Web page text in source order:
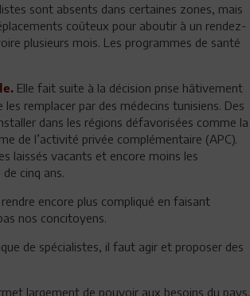
sont absents dans certaines zones, mais
coûteux pour aboutir à un rendez-
plusieurs mois. Les programmes de santé
Elle fait suite à la décision prise hâtivement
remplacer par des médecins tunisiens. Des
dans les régions défavorisées comme la
de l’activité privée complémentaire (APC).
laissés vacants et encore moins les
cinq ans.
encore plus compliqué en faisant
nos concitoyens.
de spécialistes, il faut agir et proposer des
largement de pouvoir aux besoins du pays.